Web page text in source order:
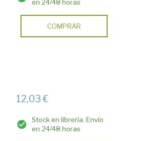
en 24/48 horas
COMPRAR
12,03 €
Stock en librería. Envío
en 24/48 horas